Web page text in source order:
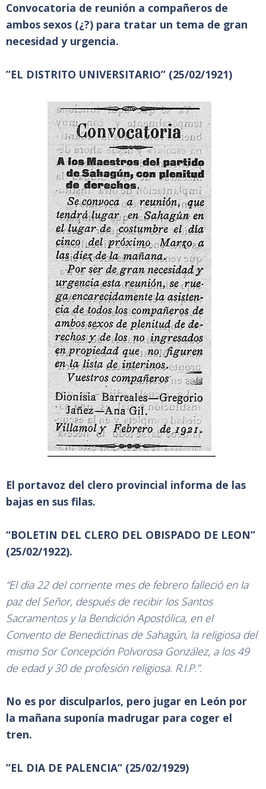
Convocatoria de reunión a compañeros de
ambos sexos (¿?) para tratar un tema de gran
necesidad y urgencia.
”EL DISTRITO UNIVERSITARIO” (25/02/1921)
El portavoz del clero provincial informa de las
bajas en sus filas.
“BOLETIN DEL CLERO DEL OBISPADO DE LEON”
(25/02/1922).
“El dia 22 del corriente mes de febrero falleció en la
paz del Señor, después de recibir los Santos
Sacramentos y la Bendición Apostólica, en el
Convento de Benedictinas de Sahagún, la religiosa del
mismo Sor Concepción Polvorosa González, a los 49
de edad y 30 de profesión religiosa. R.I.P.”.
No es por disculparlos, pero jugar en León por
la mañana suponía madrugar para coger el
tren.
”EL DIA DE PALENCIA” (25/02/1929)